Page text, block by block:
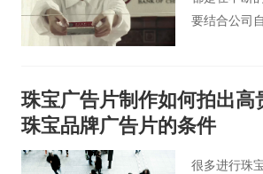
要结合公司
前，公司必
营销策略。
反，对公司
带来好处。
珠宝广告片制作如何拍出高
珠宝品牌广告片的条件
很多进行珠